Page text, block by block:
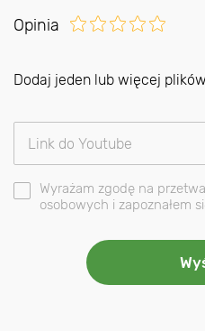
Opinia
Dodaj jeden lub więcej plików
Wyrażam zgodę na
osobowych i zapoznałem